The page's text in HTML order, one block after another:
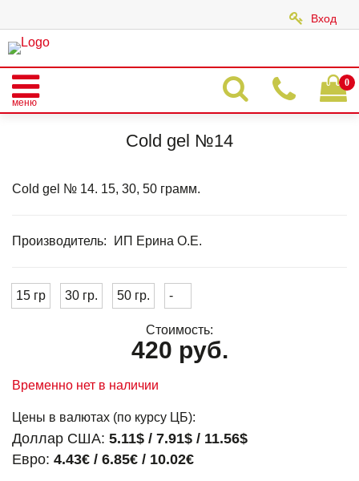
Вход
меню
0
Cold gel №14
Cold gel № 14. 15, 30, 50 грамм.
Производитель: ИП Ерина О.Е.
15 гр 30 гр. 50 гр. -
Стоимость:
420 руб.
Временно нет в наличии
Цены в валютах (по курсу ЦБ):
Доллар США: 5.11$ / 7.91$ / 11.56$
Евро: 4.43€ / 6.85€ / 10.02€